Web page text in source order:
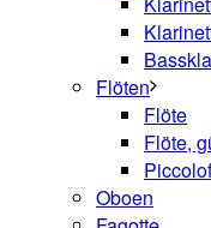
Flöten
Flöte
Flöte,
Oboen